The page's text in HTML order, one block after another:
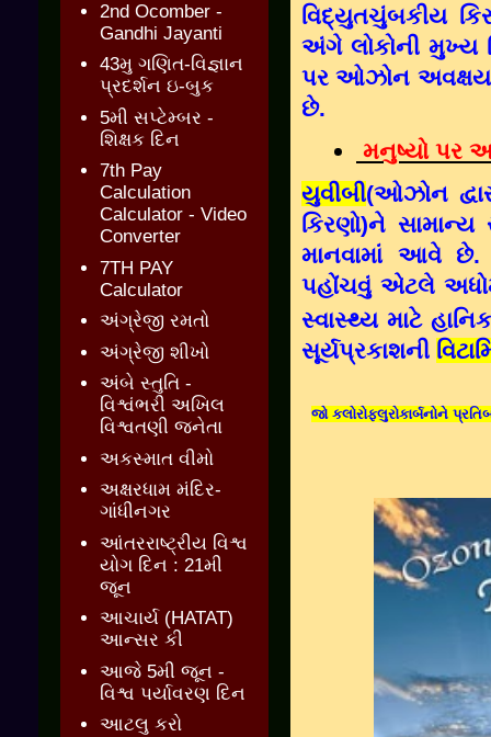
વિદ્યુતચુંબકીય
અંગે લોકોની મુખ્ય
પર ઓઝોન અવક્ષય
છે.
મનુષ્યો પર
યુવીબી(ઓઝોન
કિરણો)ને સામાન્ય
માનવામાં આવે છે.
પહોંચવું એટલે
સ્વાસ્થ્ય માટે
સૂર્યપ્રકાશની
જો કલોરોફલુરોકાર્બનોને
2nd Ocomber -
Gandhi Jayanti
43મુ ગણિત-વિજ્ઞાન
પ્રદર્શન ઇ-બુક
5મી સપ્ટેમ્બર -
શિક્ષક દિન
7th Pay
Calculation
Calculator - Video
Converter
7TH PAY
Calculator
અંગ્રેજી રમતો
અંગ્રેજી શીખો
અંબે સ્તુતિ -
વિશ્વંભરી અખિલ
વિશ્વતણી જનેતા
અકસ્માત વીમો
અક્ષરધામ મંદિર-
ગાંધીનગર
આંતરરાષ્ટ્રીય વિશ્વ
યોગ દિન : 21મી
જૂન
આચાર્ય (HATAT)
આન્સર કી
આજે 5મી જૂન -
વિશ્વ પર્યાવરણ દિન
આટલુ કરો